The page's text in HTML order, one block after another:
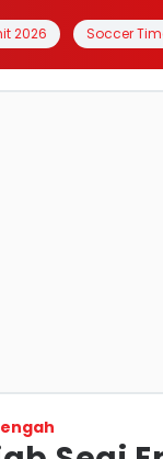
2026 Soccer